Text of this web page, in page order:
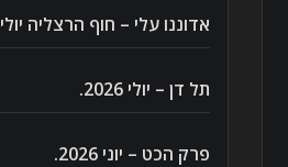
אדוננו עלי – חוף הרצליה יולי 2026.
תל דן – יולי 2026.
פרק הכט – יוני 2026.